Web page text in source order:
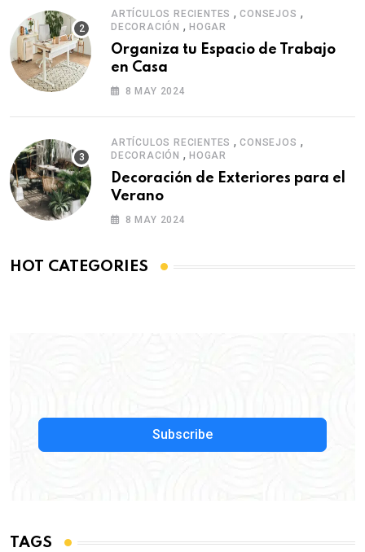
ARTÍCULOS RECIENTES ,CONSEJOS ,
DECORACIÓN , HOGAR
Organiza tu Espacio de Trabajo
en Casa
8 MAY 2024
ARTÍCULOS RECIENTES ,CONSEJOS ,
DECORACIÓN , HOGAR
Decoración de Exteriores para el
Verano
8 MAY 2024
HOT CATEGORIES
Subscribe
TAGS